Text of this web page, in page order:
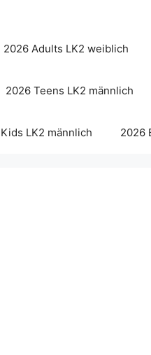
2026 Adults LK2 weiblich
2026 Teens LK2 männlich
LK2 männlich 2026